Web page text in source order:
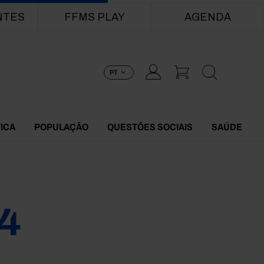
FFMS PLAY AGENDA
PT
POPULAÇÃO QUESTÕES SOCIAIS SAÚDE